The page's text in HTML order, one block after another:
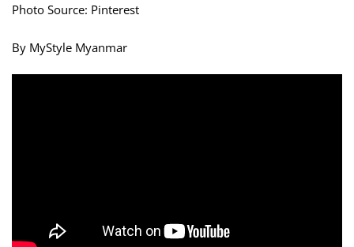
Photo Source: Pinterest
By MyStyle Myanmar